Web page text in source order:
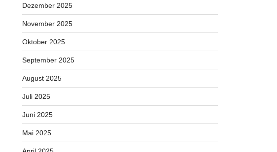
Dezember 2025
November 2025
Oktober 2025
September 2025
August 2025
Juli 2025
Juni 2025
Mai 2025